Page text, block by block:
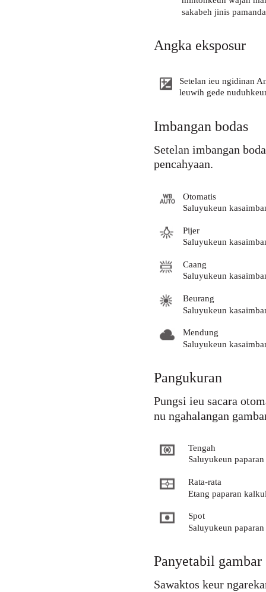
sakabeh jinis
Angka eksposur
Setelan ieu ngidinan
leuwih gede
Imbangan bodas
Setelan imbangan
pencahyaan.
Otomatis
Saluyukeun
Pijer
Saluyukeun
Caang
Saluyukeun
Beurang
Saluyukeun
Mendung
Saluyukeun
Pangukuran
Pungsi ieu sacara
nu ngahalangan
Tengah
Saluyukeun
Rata-rata
Etang paparan
Spot
Saluyukeun
Panyetabil gambar
Sawaktos keur